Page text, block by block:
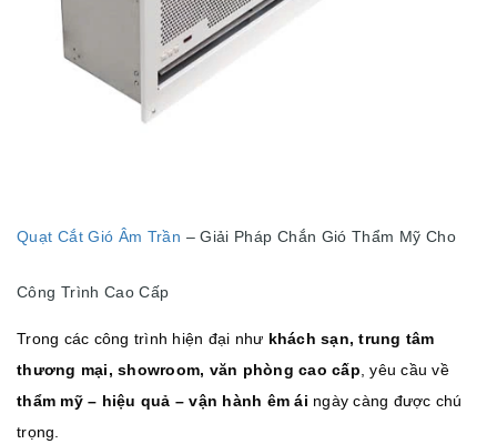
Quạt Cắt Gió Âm Trần – Giải Pháp Chắn Gió Thẩm Mỹ Cho
Công Trình Cao Cấp
Trong các công trình hiện đại như khách sạn, trung tâm
thương mại, showroom, văn phòng cao cấp , yêu cầu về
thẩm mỹ – hiệu quả – vận hành êm ái ngày càng được chú
trọng.